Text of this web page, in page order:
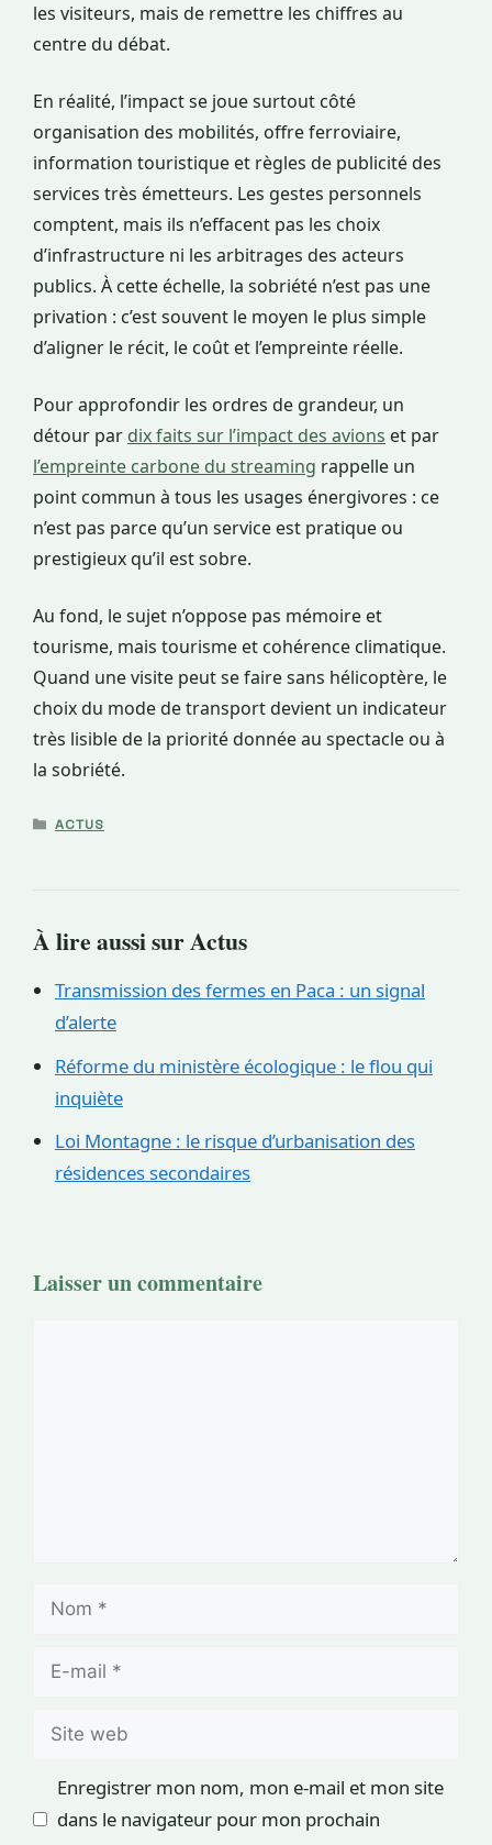
les visiteurs, mais de remettre les chiffres au
centre du débat.
En réalité, l’impact se joue surtout côté
organisation des mobilités, offre ferroviaire,
information touristique et règles de publicité des
services très émetteurs. Les gestes personnels
comptent, mais ils n’effacent pas les choix
d’infrastructure ni les arbitrages des acteurs
publics. À cette échelle, la sobriété n’est pas une
privation : c’est souvent le moyen le plus simple
d’aligner le récit, le coût et l’empreinte réelle.
Pour approfondir les ordres de grandeur, un
détour par dix faits sur l’impact des avions et par
l’empreinte carbone du streaming rappelle un
point commun à tous les usages énergivores : ce
n’est pas parce qu’un service est pratique ou
prestigieux qu’il est sobre.
Au fond, le sujet n’oppose pas mémoire et
tourisme, mais tourisme et cohérence climatique.
Quand une visite peut se faire sans hélicoptère, le
choix du mode de transport devient un indicateur
très lisible de la priorité donnée au spectacle ou à
la sobriété.
CATÉGORIES
ACTUS
À lire aussi sur Actus
Transmission des fermes en Paca : un signal
d’alerte
Réforme du ministère écologique : le flou qui
inquiète
Loi Montagne : le risque d’urbanisation des
résidences secondaires
Laisser un commentaire
Nom
Site
Enregistrer mon nom, mon e-mail et mon site
dans le navigateur pour mon prochain